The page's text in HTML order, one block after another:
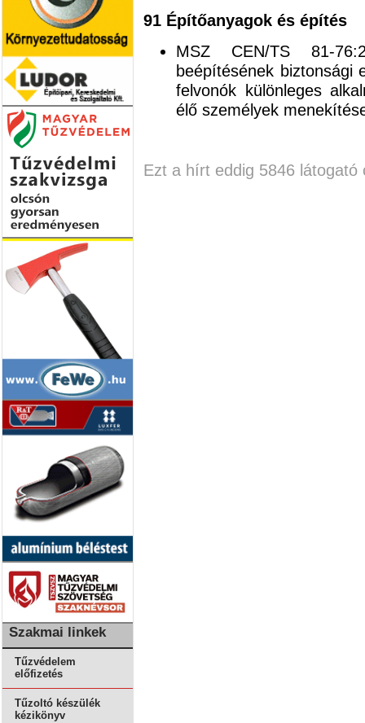
Szakmai linkek
Tűzvédelem
előfizetés
Tűzoltó készülék
kézikönyv
91 Építőanyagok és építés
MSZ CEN/TS 81-
beépítésének biztonsági
felvonók különleges
élő személyek
Ezt a hírt eddig 5846 látogató